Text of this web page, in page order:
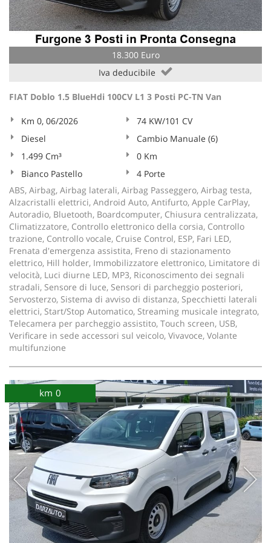
18.300 Euro
Iva deducibile
FIAT Doblo 1.5 BlueHdi 100CV L1 3 Posti PC-TN Van
Km 0, 06/2026
74 KW/101 CV
Diesel
Cambio Manuale (6)
1.499 Cm³
0 Km
Bianco Pastello
4 Porte
ABS, Airbag, Airbag laterali, Airbag Passeggero, Airbag testa,
Alzacristalli elettrici, Android Auto, Antifurto, Apple CarPlay,
Autoradio, Bluetooth, Boardcomputer, Chiusura centralizzata,
Climatizzatore, Controllo elettronico della corsia, Controllo
trazione, Controllo vocale, Cruise Control, ESP, Fari LED,
Frenata d'emergenza assistita, Freno di stazionamento
elettrico, Hill holder, Immobilizzatore elettronico, Limitatore di
velocità, Luci diurne LED, MP3, Riconoscimento dei segnali
stradali, Sensore di luce, Sensori di parcheggio posteriori,
Servosterzo, Sistema di avviso di distanza, Specchietti laterali
elettrici, Start/Stop Automatico, Streaming musicale integrato,
Telecamera per parcheggio assistito, Touch screen, USB,
Verificare in sede accessori sul veicolo, Vivavoce, Volante
multifunzione
km 0
Salva
le
impostazioni